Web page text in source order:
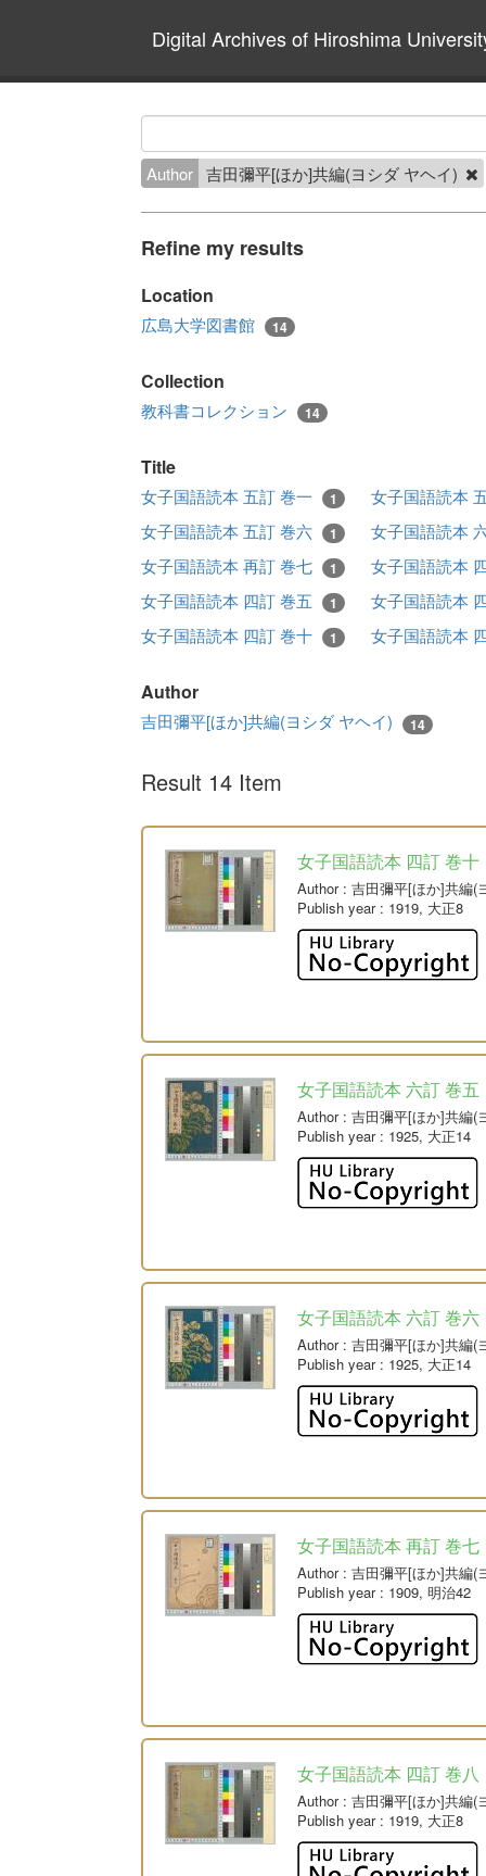
Digital Archives of Hiroshima
Author 吉田彌平[ほか]共編(ヨシダ ヤヘイ)
Refine my results
Location
広島大学図書館 14
Collection
教科書コレクション 14
Title
女子国語読本 五訂 巻一 1
女子国語読本
女子国語読本 五訂 巻六
1
女子国語読本
女子国語読本 再訂 巻七
1
女子国語読本
女子国語読本 四訂 巻五
1
女子国語読本
女子国語読本 四訂 巻十
1 女子国語読本
Author
吉田彌平[ほか]共編(ヨシダ ヤヘイ) 14
Result 14 Item
女子国語読本 四訂 巻十
Author: 吉田彌平[ほか]共編
Publish year: 1919, 大正8
女子国語読本 六訂 巻五
Author: 吉田彌平[ほか]共編
Publish year: 1925, 大正14
女子国語読本 六訂 巻六
Author: 吉田彌平[ほか]共編
Publish year: 1925, 大正14
女子国語読本 再訂 巻七
Author: 吉田彌平[ほか]共編
Publish year: 1909, 明治42
女子国語読本 四訂 巻八
Author: 吉田彌平[ほか]共編
Publish year: 1919, 大正8